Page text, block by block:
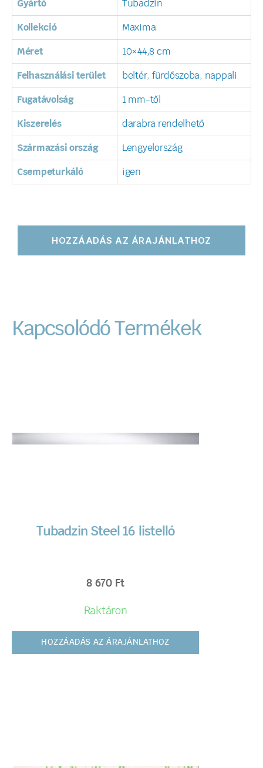
Gyártó Tubadzin
Kollekció Maxima
Méret 10×44,8 cm
Felhasználási terület beltér, fürdőszoba, nappali
Fugatávolság 1 mm-től
Kiszerelés darabra rendelhető
Származási ország Lengyelország
Csempeturkáló igen
HOZZÁADÁS AZ ÁRAJÁNLATHOZ
Kapcsolódó Termékek
Tubadzin Steel 16 listelló
8 670 Ft
Raktáron
HOZZÁADÁS AZ ÁRAJÁNLATHOZ